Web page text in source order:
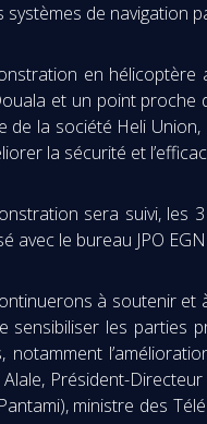
de navigation
en
et un point proche
de la société Heli
la sécurité et
sera suivi, les
avec le bureau JPO
à soutenir et
sensibiliser les parties
notamment
Président-
ministre des